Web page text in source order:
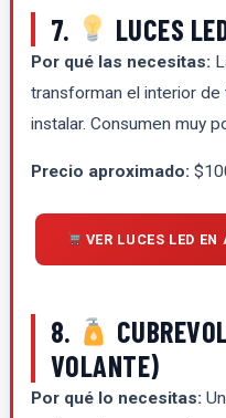
7. LUCES
Por qué las necesitas:
transforman el interior
instalar. Consumen muy
Precio aproximado:
VER LUCES LED
8.
VOLANTE)
Por qué lo necesitas: